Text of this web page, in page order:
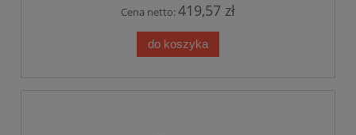
Cena netto:419,57 zł
do koszyka